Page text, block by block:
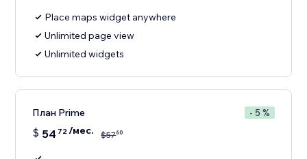
Place maps widget anywhere
Unlimited page view
Unlimited widgets
План Prime - 5 %
$ 54 72/мес. $5760